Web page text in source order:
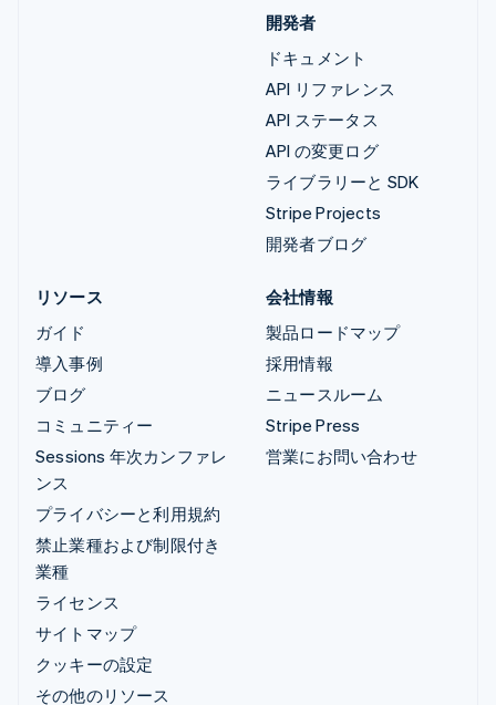
開発者
ドキュメント
API リファレンス
API ステータス
API の変更ログ
ライブラリーと SDK
Stripe Projects
開発者ブログ
リソース
ガイド
導入事例
ブログ
コミュニティー
Sessions 年次カンファレ
ンス
プライバシーと利用規約
禁止業種および制限付き
業種
ライセンス
サイトマップ
クッキーの設定
その他のリソース
会社情報
製品ロードマップ
採用情報
ニュースルーム
Stripe Press
営業にお問い合わせ